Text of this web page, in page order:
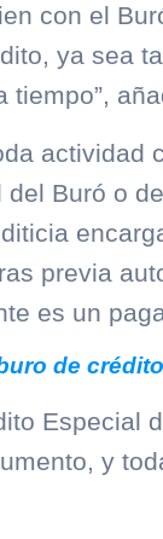
con el
ya sea
tiempo”,
actividad
del Buró o
previa
es un
de crédito
Especial
y